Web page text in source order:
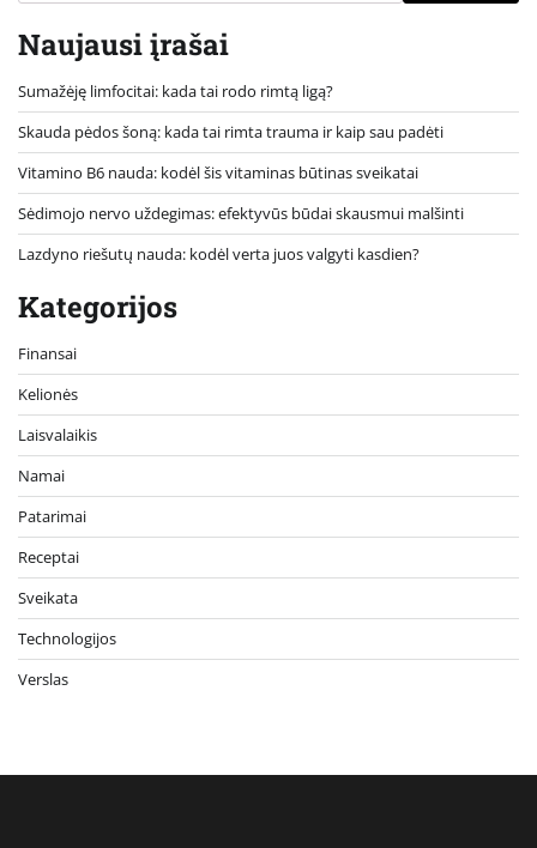
Naujausi įrašai
Sumažėję limfocitai: kada tai rodo rimtą ligą?
Skauda pėdos šoną: kada tai rimta trauma ir kaip sau padėti
Vitamino B6 nauda: kodėl šis vitaminas būtinas sveikatai
Sėdimojo nervo uždegimas: efektyvūs būdai skausmui malšinti
Lazdyno riešutų nauda: kodėl verta juos valgyti kasdien?
Kategorijos
Finansai
Kelionės
Laisvalaikis
Namai
Patarimai
Receptai
Sveikata
Technologijos
Verslas